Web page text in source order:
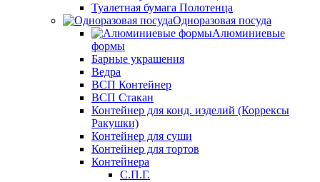
Туалетная бумага Полотенца
Одноразовая посуда
Алюминиевые
формы
Барные украшения
Ведра
ВСП Контейнер
ВСП Стакан
Контейнер для конд. изделий (Коррексы
Ракушки)
Контейнер для суши
Контейнер для тортов
Контейнера
С.П.Г.